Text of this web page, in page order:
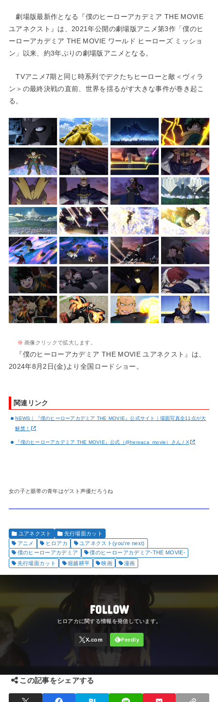
劇場版最新作となる『僕のヒーローアカデミア THE MOVIE
ユアネクスト』は、2021年公開の劇場版アニメ第3作「僕のヒ
ーローアカデミア THE MOVIE ワールド ヒーローズ ミッショ
ン」以来、約3年ぶりの劇場版アニメとなる。
TVアニメ7期と同じ時系列でデクたちヒーローと敵＜ヴィラ
ン＞の最終決戦の直前、世界を揺るがす大きな事件が巻き起こ
る。
※ 画像クリックで拡大します。
『僕のヒーローアカデミア THE MOVIE ユアネクスト』は、
2024年8月2日(金)より全国ロードショー。
関連リンク
NEWS｜『僕のヒーローアカデミア THE MOVIE』公式サイト｜場面写真全11点が大
解禁！
『僕のヒーローアカデミア THE MOVIE』公式（@heroaca_movie）さん / X
女の子と眼帯の青年はゲスト声優だろうね
ユアネクスト
先行場面カット
アニメ
ヒロアカ
ユアネクスト(you're next)
僕のヒーローアカデミア
僕のヒーローアカデミア-THE MOVIE-
先行場面カット
堀越耕平 映画 漫画
FOLLOW
この記事をシェアする